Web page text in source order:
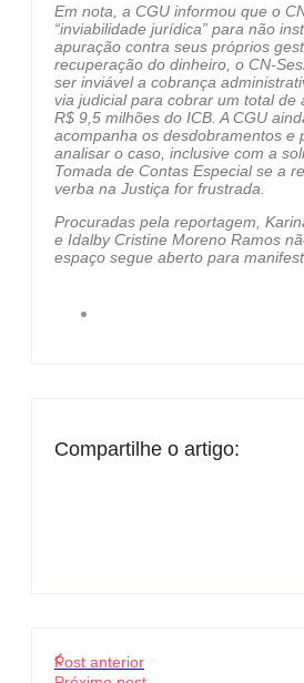
Em nota, a CGU informou que o
“inviabilidade jurídica” para não
apuração contra seus próprios
recuperação do dinheiro, o CN-
ser inviável a cobrança
via judicial para cobrar um total de
R$ 9,5 milhões do ICB. A CGU
acompanha os desdobramentos e
analisar o caso, inclusive com a
Tomada de Contas Especial se a
verba na Justiça for frustrada.
Procuradas pela reportagem,
e Idalby Cristine Moreno Ramos
espaço segue aberto para
Compartilhe o artigo:
Post anterior